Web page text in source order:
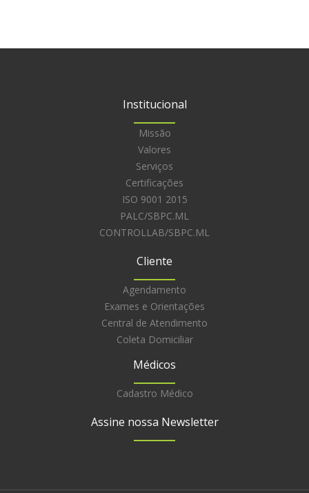
Institucional
Missão
Valores
Serviços
Certificações
ISO 9001 2015
PALC/SBPC.ML
CONTROLLAB/SBPC.ML
Cliente
Agendamento
Exames e Orientações
Central de Atendimento
Coleta Domiciliar
Médicos
Cadastro Médico
Assine nossa Newsletter